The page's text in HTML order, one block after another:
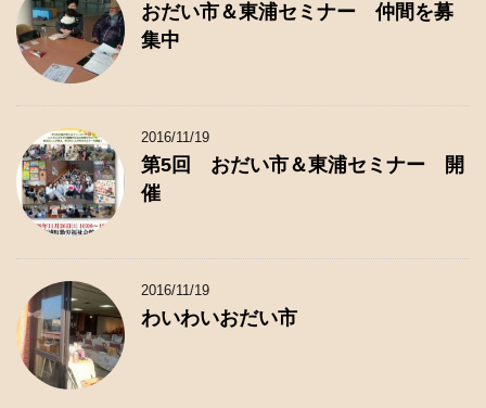
おだい市＆東浦セミナー 仲間を募
集中
2016/11/19
第5回 おだい市＆東浦セミナー 開
催
2016/11/19
わいわいおだい市